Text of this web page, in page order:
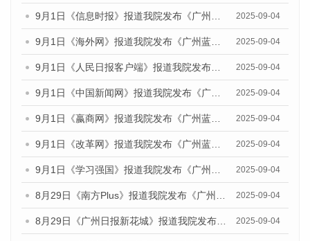
2025-09-04
2025-09-04
2025-09-04
2025-09-04
2025-09-04
2025-09-04
2025-09-04
2025-09-04
2025-09-04